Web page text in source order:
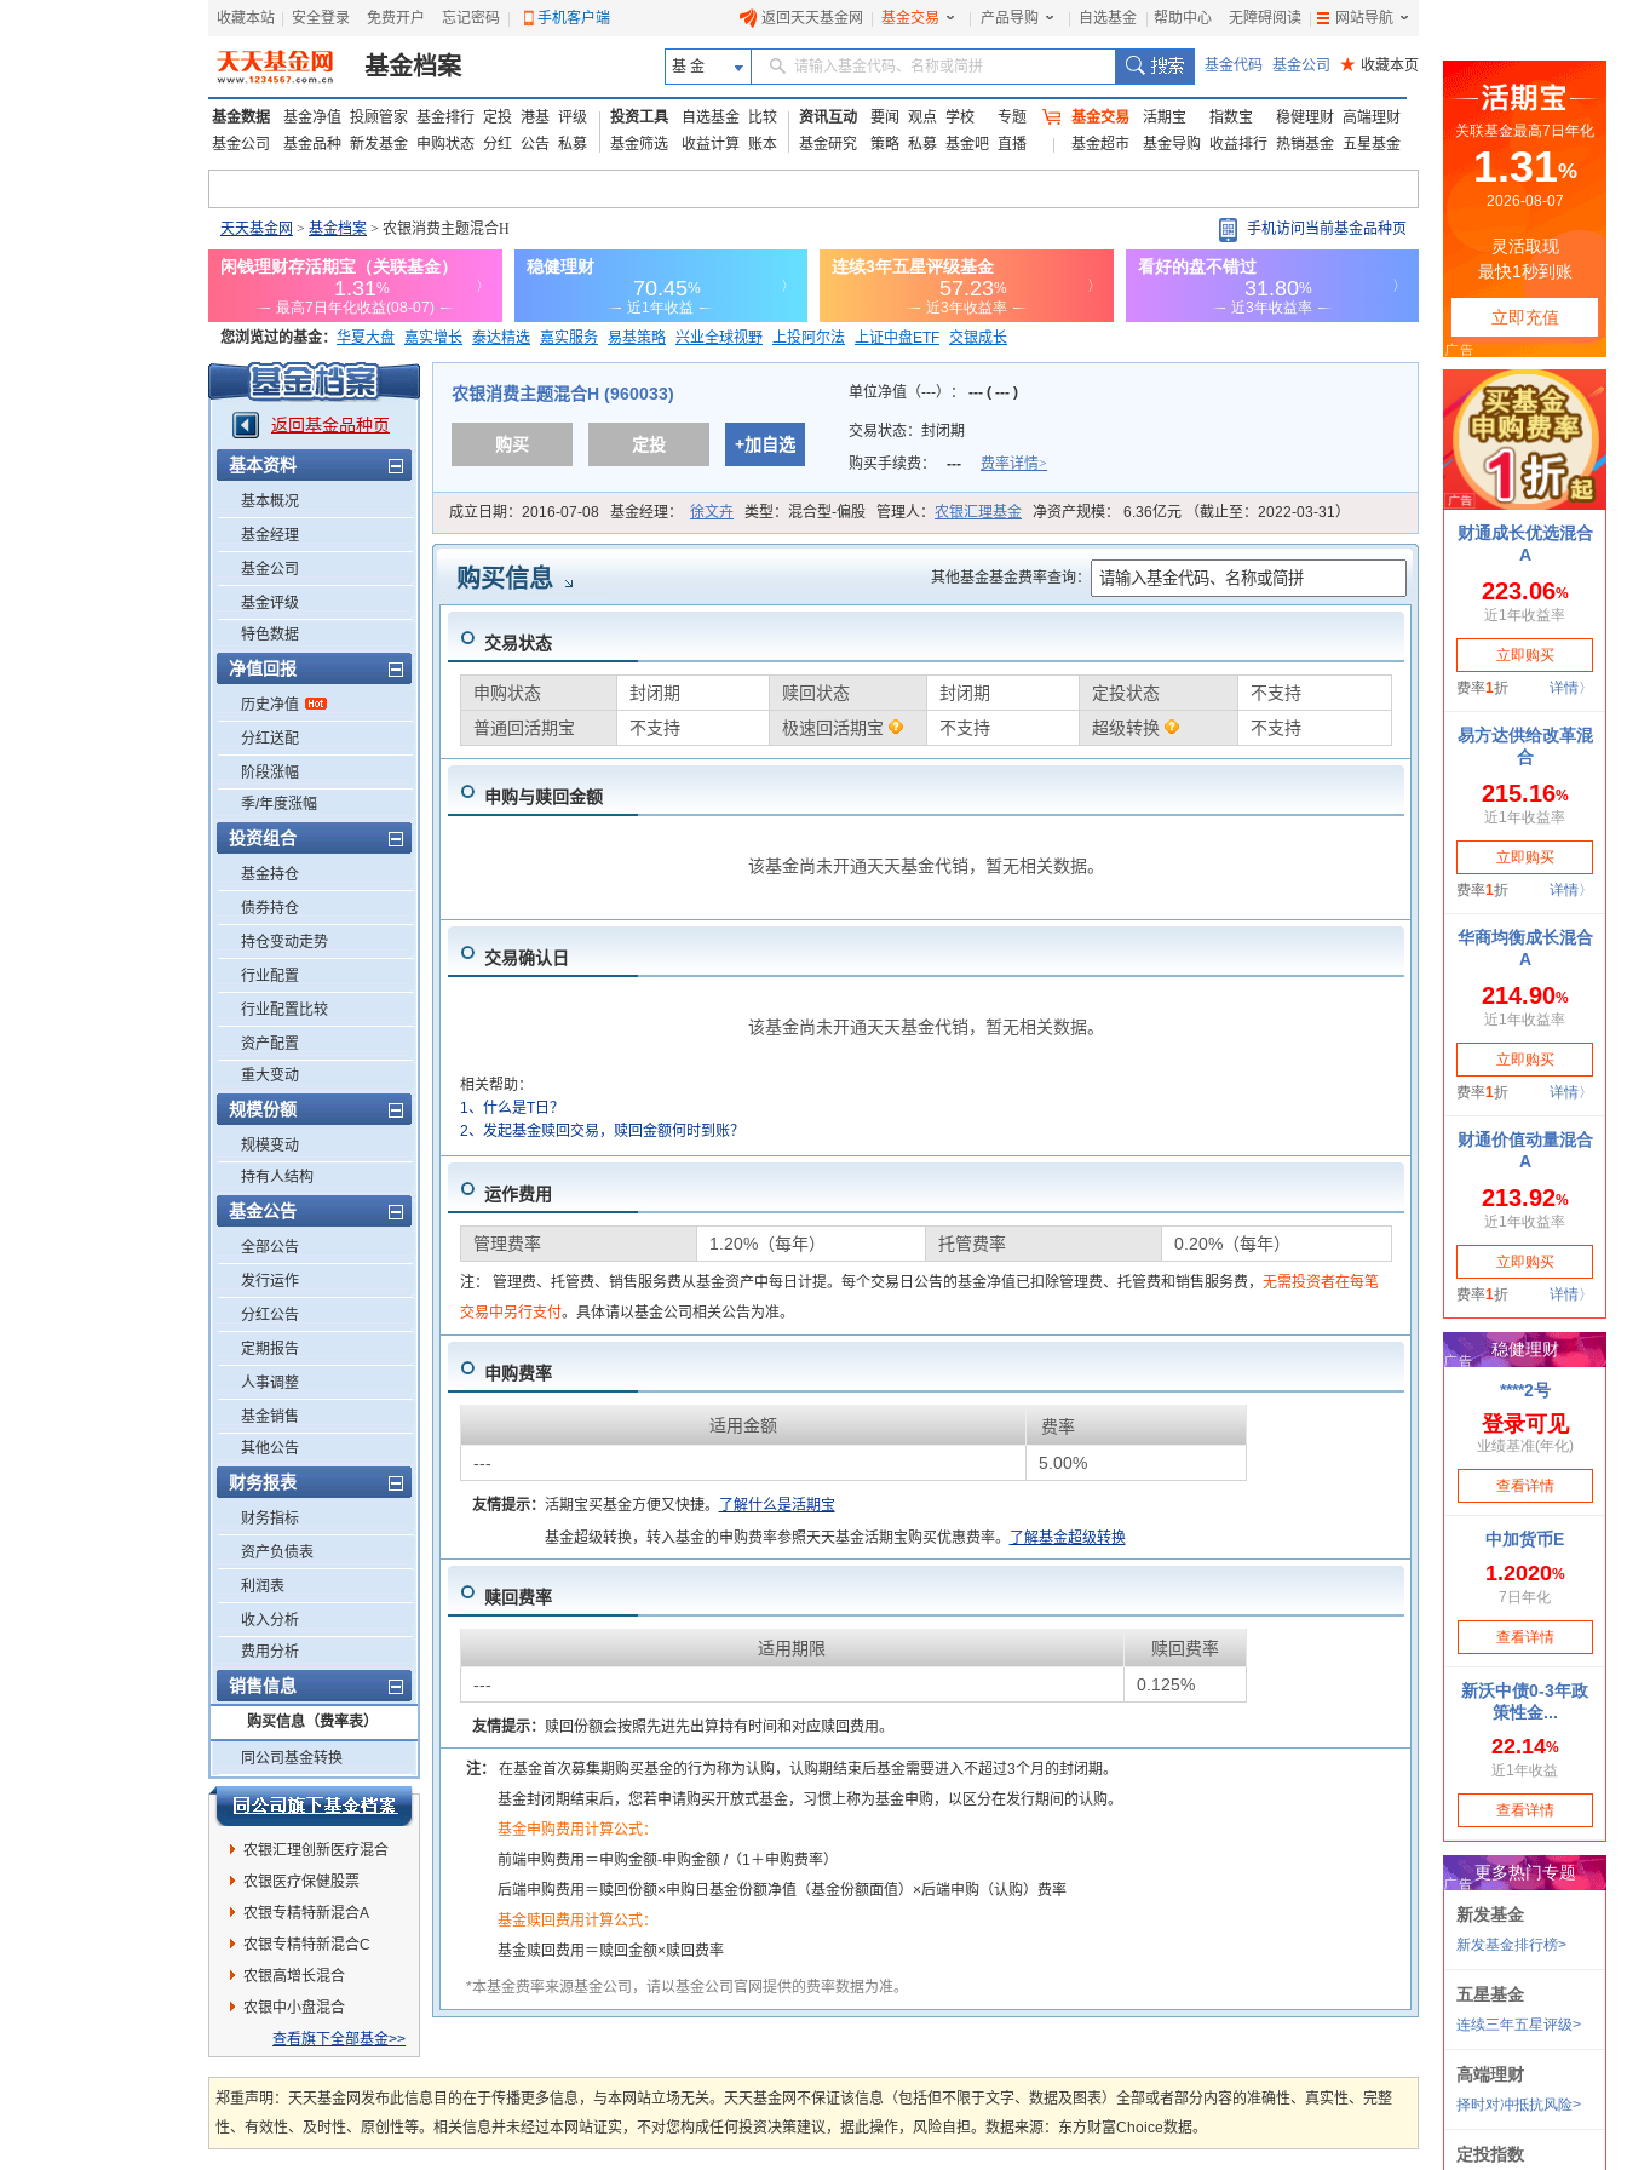
收藏本站 安全登录 免费开户 忘记密码 手机客户端 返回天天基金网 基金交易 产品导购 自选基金 帮助中心 无障碍阅读 网站导航
基金档案 基 金 请输入基金代码、名称或简拼 基金代码 基金公司 ★ 收藏本页
基金数据 基金净值 投顾管家 基金排行 定投 港基 评级
基金公司
基金品种 新发基金 申购状态 分红 公告 私募
投资工具 自选基金
比较
基金筛选
收益计算 账本
资讯互动 要闻 观点 学校
专题
基金研究
策略 私募 基金吧 直播
基金交易 活期宝 指数宝 稳健理财 高端理财
基金超市
基金导购 收益排行 热销基金 五星基金
天天基金网 > 基金档案 > 农银消费主题混合H 手机访问当前基金品种页
您浏览过的基金： 华夏大盘 嘉实增长 泰达精选 嘉实服务 易基策略 兴业全球视野 上投阿尔法 上证中盘ETF 交银成长
添富优势 华安宏利 上证180价值ETF
返回基金品种页
基本资料
基本概况
基金经理
基金公司
基金评级
特色数据
净值回报
历史净值
分红送配
阶段涨幅
季/年度涨幅
投资组合
基金持仓
债券持仓
持仓变动走势
行业配置
行业配置比较
资产配置
重大变动
规模份额
规模变动
持有人结构
基金公告
全部公告
发行运作
分红公告
定期报告
人事调整
基金销售
其他公告
财务报表
财务指标
资产负债表
利润表
收入分析
费用分析
销售信息
购买信息（费率表）
同公司基金转换
农银汇理创新医疗混合
农银医疗保健股票
农银专精特新混合A
农银专精特新混合C
农银高增长混合
农银中小盘混合
查看旗下全部基金>>
农银消费主题混合H (960033)
购买 定投 +加自选
单位净值（---）： --- ( --- )
交易状态： 封闭期
购买手续费：
--- 费率详情>
成立日期： 2016-07-08 基金经理： 徐文卉 类型： 混合型-偏股 管理人： 农银汇理基金 净资产规模： 6.36亿元 （截止至：2022-03-31）
购买信息 其他基金基金费率查询：
交易状态
申购状态 封闭期 赎回状态 封闭期 定投状态
不支持
普通回活期宝
不支持 极速回活期宝 不支持 超级转换 不支持
申购与赎回金额
该基金尚未开通天天基金代销，暂无相关数据。
交易确认日
该基金尚未开通天天基金代销，暂无相关数据。
相关帮助：
1、什么是T日？
2、发起基金赎回交易，赎回金额何时到账？
运作费用
管理费率 1.20%（每年） 托管费率 0.20%（每年）
注： 管理费、托管费、销售服务费从基金资产中每日计提。每个交易日公告的基金净值已扣除管理费、托管费和销售服务费， 无需投资者在每笔
交易中另行支付。具体请以基金公司相关公告为准。
申购费率
适用金额
费率
---
5.00%
友情提示： 活期宝买基金方便又快捷。
了解什么是活期宝
基金超级转换，转入基金的申购费率参照天天基金活期宝购买优惠费率。
了解基金超级转换
赎回费率
适用期限
赎回费率
---
0.125%
友情提示： 赎回份额会按照先进先出算持有时间和对应赎回费用。
注： 在基金首次募集期购买基金的行为称为认购，认购期结束后基金需要进入不超过3个月的封闭期。
基金封闭期结束后，您若申请购买开放式基金，习惯上称为基金申购，以区分在发行期间的认购。
基金申购费用计算公式：
前端申购费用＝申购金额-申购金额 /（1＋申购费率）
后端申购费用＝赎回份额×申购日基金份额净值（基金份额面值）×后端申购（认购）费率
基金赎回费用计算公式：
基金赎回费用＝赎回金额×赎回费率
*本基金费率来源基金公司，请以基金公司官网提供的费率数据为准。
郑重声明：天天基金网发布此信息目的在于传播更多信息，与本网站立场无关。天天基金网不保证该信息（包括但不限于文字、数据及图表）全部或者部分内容的准确性、真实性、完整
性、有效性、及时性、原创性等。相关信息并未经过本网站证实，不对您构成任何投资决策建议，据此操作，风险自担。数据来源：东方财富Choice数据。